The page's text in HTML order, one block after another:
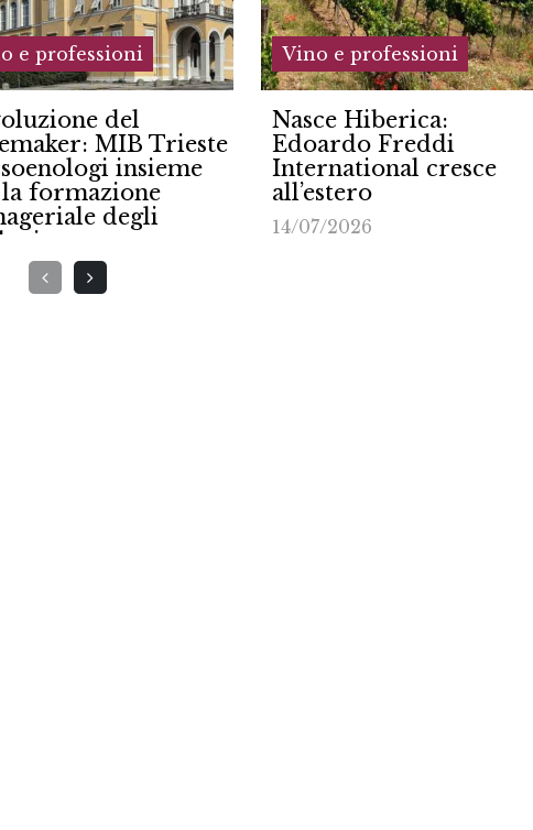
e professioni
Hiberica:
Freddi
cresce
2026
Vino e professioni
Equalitas celebra cinque
anni del tavolo
permanente con Luci
sul Lavoro
10/07/2026